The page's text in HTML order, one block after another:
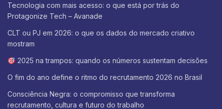
Tecnologia com mais acesso: o que está por trás do
Protagonize Tech – Avanade
CLT ou PJ em 2026: o que os dados do mercado criativo
mostram
2025 na trampos: quando os números sustentam decisões
O fim do ano define o ritmo do recrutamento 2026 no Brasil
Consciência Negra: o compromisso que transforma
recrutamento, cultura e futuro do trabalho